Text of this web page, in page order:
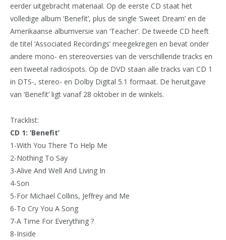
eerder uitgebracht materiaal. Op de eerste CD staat het
volledige album ‘Benefit’, plus de single ‘Sweet Dream’ en de
Amerikaanse albumversie van ‘Teacher’. De tweede CD heeft
de titel ‘Associated Recordings’ meegekregen en bevat onder
andere mono- en stereoversies van de verschillende tracks en
een tweetal radiospots. Op de DVD staan alle tracks van CD 1
in DTS-, stereo- en Dolby Digital 5.1 formaat. De heruitgave
van ‘Benefit’ ligt vanaf 28 oktober in de winkels.
Tracklist:
CD 1: ‘Benefit’
1-With You There To Help Me
2-Nothing To Say
3-Alive And Well And Living In
4-Son
5-For Michael Collins, Jeffrey and Me
6-To Cry You A Song
7-A Time For Everything ?
8-Inside